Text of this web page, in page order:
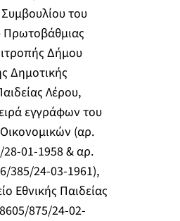
Συμβουλίου του
Πρωτοβάθμιας
Δήμου
Δημοτικής
Λέρου,
εγγράφων του
(αρ.
01-1958 & αρ.
385/24-03-1961),
Εθνικής Παιδείας
875/24-02-